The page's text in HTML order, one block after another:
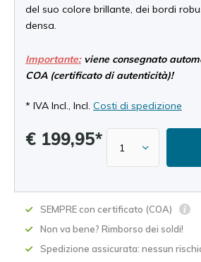
del suo colore brillante, dei bordi
densa.
Importante:viene consegnato
COA (certificato di autenticità)!
* IVA Incl., Incl. Costi di spedizione
€ 199,95*
SEMPRE con certificato (COA)
Non va bene? Rimborso dei soldi!
Spedizione assicurata: nessun